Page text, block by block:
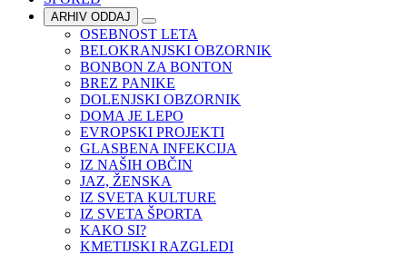
ARHIV ODDAJ
OSEBNOST LETA
BELOKRANJSKI OBZORNIK
BONBON ZA BONTON
BREZ PANIKE
DOLENJSKI OBZORNIK
DOMA JE LEPO
EVROPSKI PROJEKTI
GLASBENA INFEKCIJA
IZ NAŠIH OBČIN
JAZ, ŽENSKA
IZ SVETA KULTURE
IZ SVETA ŠPORTA
KAKO SI?
KMETIJSKI RAZGLEDI